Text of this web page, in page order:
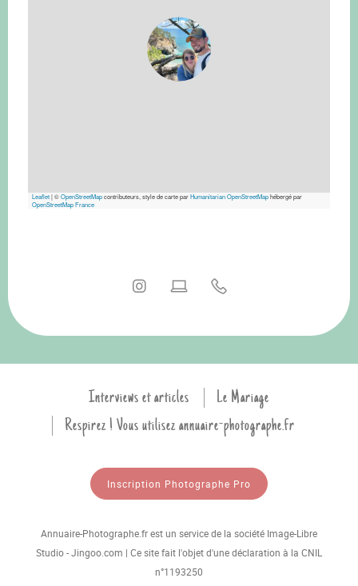
Leaflet|©OpenStreetMapcontributeurs, style de carte parHumanitarian OpenStreetMaphébergé par
OpenStreetMap France
Interviews et articles
Le Mariage
Respirez ! Vous utilisez annuaire-photographe.fr
Inscription Photographe Pro
Annuaire-Photographe.fr est un service de la société Image-Libre
Studio - Jingoo.com | Ce site fait l'objet d'une déclaration à la CNIL
n°1193250